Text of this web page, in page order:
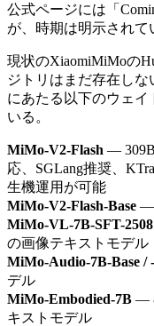
公式ページには「
が、時期は明示されて
現状のXiaomiMiMoの
ジトリはまだ存在し
にあたる以下のウェ
いる。
MiMo-V2-Flash —
応、SGLang推奨、
生機運用が可能
MiMo-V2-Flash-Base —
MiMo-VL-7B-SFT-
の画像テキストモデル
MiMo-Audio-7B-Base /
デル
MiMo-Embodied-7B —
キストモデル